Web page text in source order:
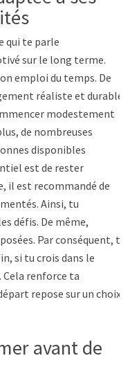
qui te parle
sur le long terme.
emploi du temps. De
réaliste et durable.
modestement
de nombreuses
disponibles
est de rester
il est recommandé de
Ainsi, tu
défis. De même,
Par conséquent, tu
si tu crois dans le
Cela renforce ta
repose sur un choix
avant de